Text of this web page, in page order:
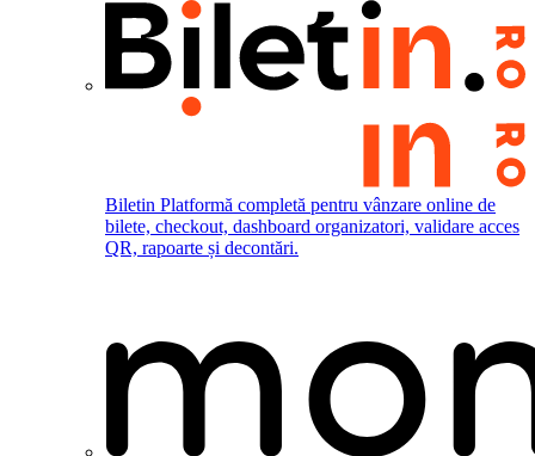
Biletin Platformă completă pentru vânzare online de
bilete, checkout, dashboard organizatori, validare acces
QR, rapoarte și decontări.